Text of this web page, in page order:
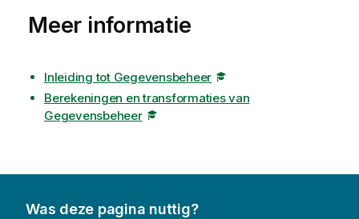
Meer informatie
Inleiding tot Gegevensbeheer
Berekeningen en transformaties van
Gegevensbeheer
Was deze pagina nuttig?